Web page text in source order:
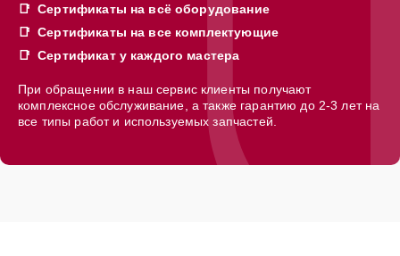
Сертификаты на всё оборудование
Сертификаты на все комплектующие
Сертификат у каждого мастера
При обращении в наш сервис клиенты получают
комплексное обслуживание, а также гарантию до 2-3 лет на
все типы работ и используемых запчастей.